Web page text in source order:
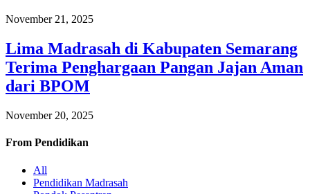
November 21, 2025
Lima Madrasah di Kabupaten Semarang
Terima Penghargaan Pangan Jajan Aman
dari BPOM
November 20, 2025
From Pendidikan
All
Pendidikan Madrasah